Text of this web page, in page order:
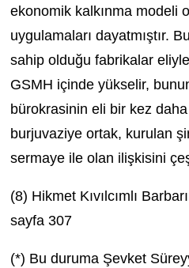
ekonomik kalkınma modeli
uygulamaları dayatmıştır.
sahip olduğu fabrikalar
GSMH içinde yükselir,
bürokrasinin eli bir kez
burjuvaziye ortak, kurulan
sermaye ile olan ilişkisini
(8) Hikmet Kıvılcımlı
sayfa 307
(*) Bu duruma Şevket